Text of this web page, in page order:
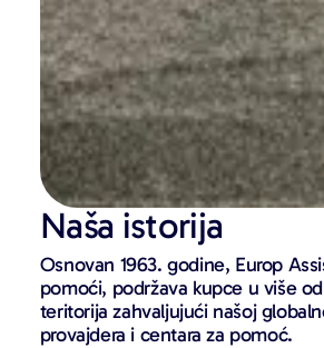
Naša istorija
Osnovan 1963. godine, Europ
pomoći, podržava kupce u više
teritorija zahvaljujući našoj
provajdera i centara za pomoć.